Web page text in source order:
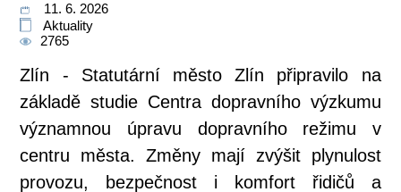
11. 6. 2026
Aktuality
2765
Zlín - Statutární město Zlín připravilo na
základě studie Centra dopravního výzkumu
významnou úpravu dopravního režimu v
centru města. Změny mají zvýšit plynulost
provozu, bezpečnost i komfort řidičů a